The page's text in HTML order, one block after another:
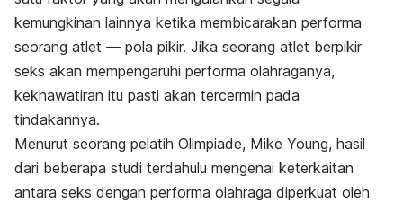
kemungkinan lainnya ketika membicarakan performa
seorang atlet — pola pikir. Jika seorang atlet berpikir
seks akan mempengaruhi performa olahraganya,
kekhawatiran itu pasti akan tercermin pada
tindakannya.
Menurut seorang pelatih Olimpiade, Mike Young, hasil
dari beberapa studi terdahulu mengenai keterkaitan
antara seks dengan performa olahraga diperkuat oleh